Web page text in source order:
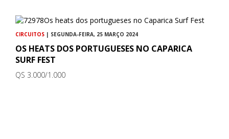
CIRCUITOS | SEGUNDA-FEIRA, 25 MARÇO 2024
OS HEATS DOS PORTUGUESES NO CAPARICA
SURF FEST
QS 3.000/1.000